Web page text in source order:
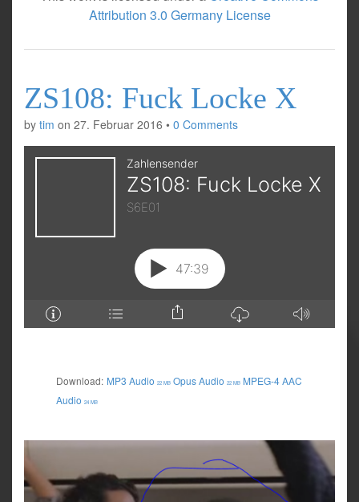
Attribution 3.0 Germany License
ZS108: Fuck Locke X
by tim on 27. Februar 2016 • 0 Comments
Download: MP3 Audio 22 MB Opus Audio 22 MB MPEG-4 AAC
Audio 24 MB